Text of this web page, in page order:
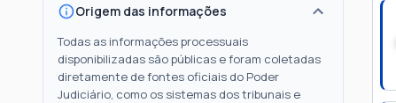
Origem das informações
Todas as informações processuais
disponibilizadas são públicas e foram coletadas
diretamente de fontes oficiais do Poder
Judiciário, como os sistemas dos tribunais e